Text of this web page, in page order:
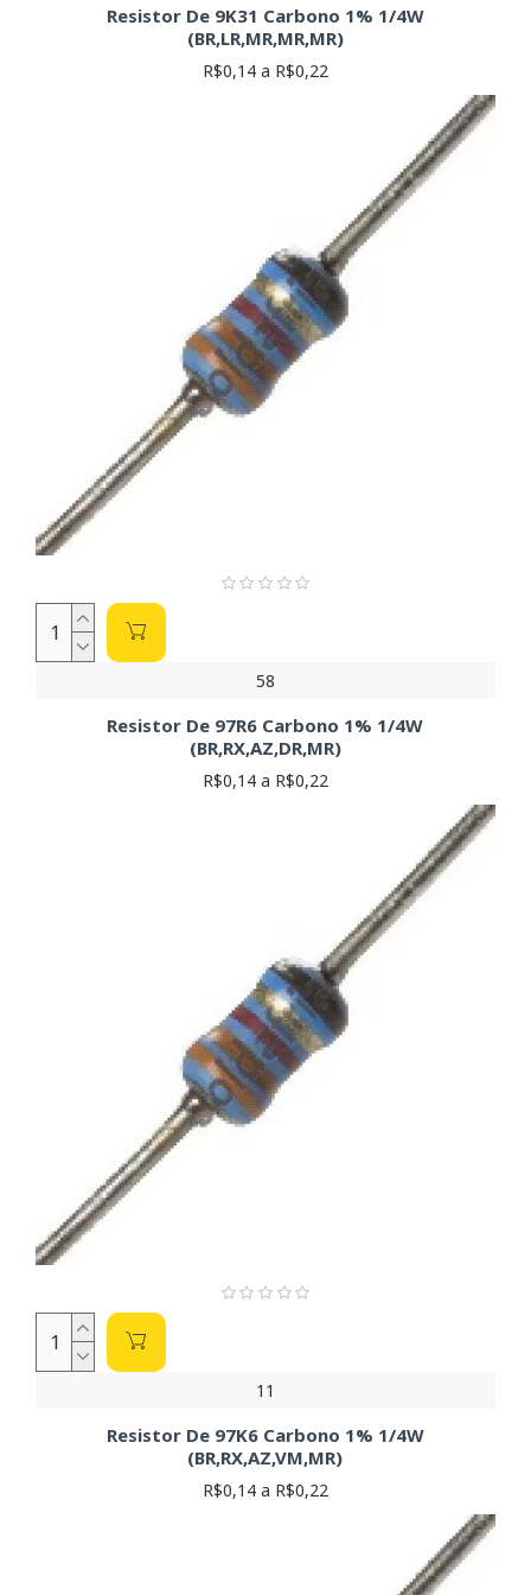
Resistor De 9K31 Carbono 1% 1/4W
(BR,LR,MR,MR,MR)
R$0,14 a R$0,22
58
Resistor De 97R6 Carbono 1% 1/4W
(BR,RX,AZ,DR,MR)
R$0,14 a R$0,22
11
Resistor De 97K6 Carbono 1% 1/4W
(BR,RX,AZ,VM,MR)
R$0,14 a R$0,22